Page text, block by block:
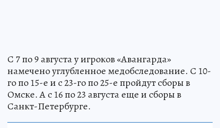
С 7 по 9 августа у игроков «Авангарда»
намечено углубленное медобследование. С 10-
го по 15-е и с 23-го по 25-е пройдут сборы в
Омске. А с 16 по 23 августа еще и сборы в
Санкт-Петербурге.